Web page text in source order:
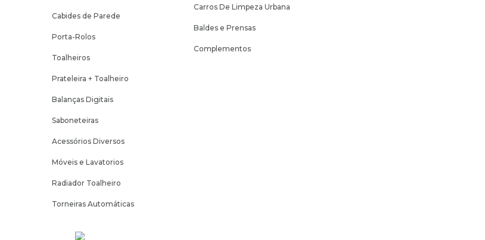
Cabides de Parede
Porta-Rolos
Toalheiros
Prateleira + Toalheiro
Balanças Digitais
Saboneteiras
Acessórios Diversos
Móveis e Lavatorios
Radiador Toalheiro
Torneiras Automáticas
Carros De Limpeza Urbana
Baldes e Prensas
Complementos